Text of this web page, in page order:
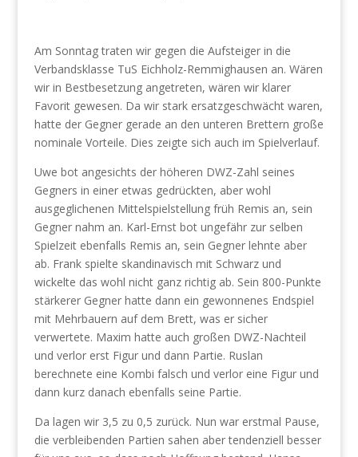
Am Sonntag traten wir gegen die Aufsteiger in die
Verbandsklasse TuS Eichholz-Remmighausen an. Wären
wir in Bestbesetzung angetreten, wären wir klarer
Favorit gewesen. Da wir stark ersatzgeschwächt waren,
hatte der Gegner gerade an den unteren Brettern große
nominale Vorteile. Dies zeigte sich auch im Spielverlauf.
Uwe bot angesichts der höheren DWZ-Zahl seines
Gegners in einer etwas gedrückten, aber wohl
ausgeglichenen Mittelspielstellung früh Remis an, sein
Gegner nahm an. Karl-Ernst bot ungefähr zur selben
Spielzeit ebenfalls Remis an, sein Gegner lehnte aber
ab. Frank spielte skandinavisch mit Schwarz und
wickelte das wohl nicht ganz richtig ab. Sein 800-Punkte
stärkerer Gegner hatte dann ein gewonnenes Endspiel
mit Mehrbauern auf dem Brett, was er sicher
verwertete. Maxim hatte auch großen DWZ-Nachteil
und verlor erst Figur und dann Partie. Ruslan
berechnete eine Kombi falsch und verlor eine Figur und
dann kurz danach ebenfalls seine Partie.
Da lagen wir 3,5 zu 0,5 zurück. Nun war erstmal Pause,
die verbleibenden Partien sahen aber tendenziell besser